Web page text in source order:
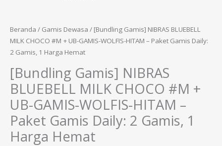
Beranda / Gamis Dewasa / [Bundling Gamis] NIBRAS BLUEBELL
MILK CHOCO #M + UB-GAMIS-WOLFIS-HITAM – Paket Gamis Daily:
2 Gamis, 1 Harga Hemat
[Bundling Gamis] NIBRAS
BLUEBELL MILK CHOCO #M +
UB-GAMIS-WOLFIS-HITAM –
Paket Gamis Daily: 2 Gamis, 1
Harga Hemat